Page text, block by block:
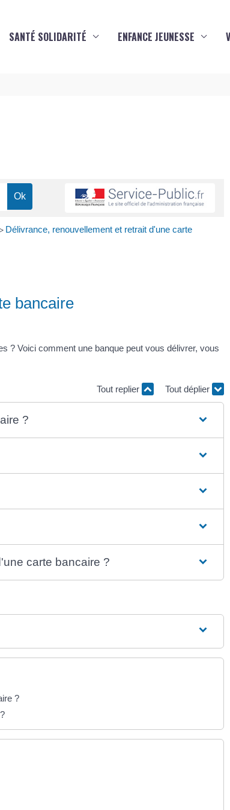
SANTÉ SOLIDARITÉ ENFANCE JEUNESSE
> Délivrance, renouvellement et retrait d'une carte
bancaire
? Voici comment une banque peut vous délivrer, vous
Tout replier Tout déplier
?
carte bancaire ?
?